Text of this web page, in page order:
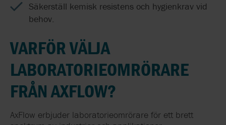
Säkerställ kemisk resistens och hygienkrav vid
behov.
VARFÖR VÄLJA
LABORATORIEOMRÖRARE
FRÅN AXFLOW?
AxFlow erbjuder laboratorieomrörare för ett brett